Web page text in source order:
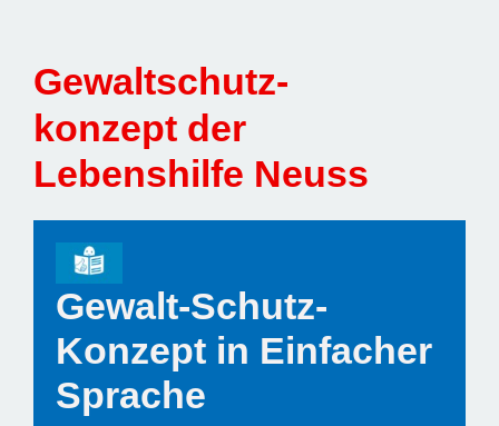
Gewaltschutz-
konzept der
Lebenshilfe Neuss
Gewalt-Schutz-
Konzept in Einfacher
Sprache